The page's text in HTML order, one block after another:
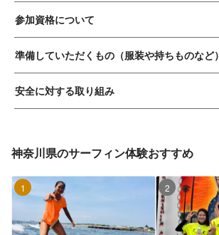
参加資格について
準備していただくもの（服装や持ちものなど）
安全に対する取り組み
神奈川県のサーフィン体験おすすめ
1位 2位